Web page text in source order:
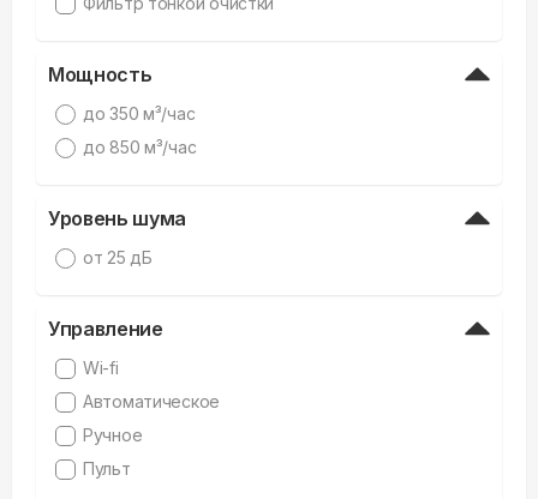
Мощность
дo 350 м³/час
дo 850 м³/час
Уровень шума
от 25 дБ
Управление
Wi-fi
Автоматическое
Ручное
Пульт